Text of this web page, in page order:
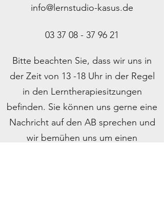
info@lernstudio-kasus.de
03 37 08 - 37 96 21
Bitte beachten Sie, dass wir uns in
der Zeit von 13 -18 Uhr in der Regel
in den Lerntherapiesitzungen
befinden. Sie können uns gerne eine
Nachricht auf den AB sprechen und
wir bemühen uns um einen